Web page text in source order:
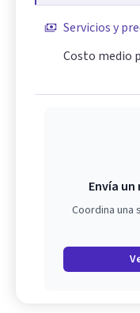
Servicios y
Costo medio
Envía
Coordina